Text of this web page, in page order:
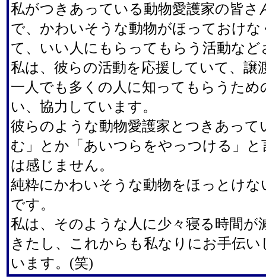
私がつきあっている動物愛護家の皆さ
で、かわいそうな動物がほっておけな
て、いい人にもらってもらう活動な
私は、彼らの活動を応援していて、譲
一人でも多くの人に知ってもらうため
い、協力しています。
彼らのような動物愛護家とつきあって
む」とか「あいつらをやっつける」と
は感じません。
純粋にかわいそうな動物をほっとけ
です。
私は、そのような人に少々寝る時間が
きたし、これからも私なりにお手伝
います。(笑)